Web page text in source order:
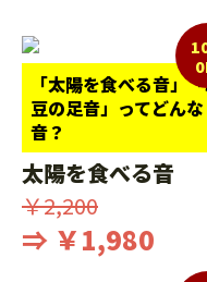
「太陽を食べる音」
豆の足音」ってどんな
音？
太陽を食べる音
￥2,200
⇒ ￥1,980